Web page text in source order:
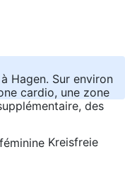
Hagen. Sur environ
cardio, une zone
des
Kreisfreie